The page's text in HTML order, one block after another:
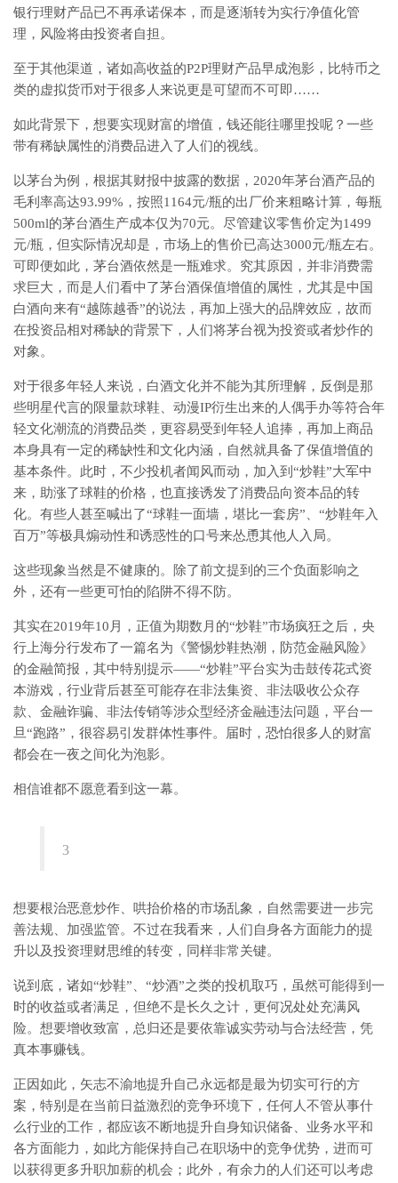
银行理财产品已不再承诺保本，而是逐渐转为实行净值化管
理，风险将由投资者自担。
至于其他渠道，诸如高收益的P2P理财产品早成泡影，比特币之
类的虚拟货币对于很多人来说更是可望而不可即……
如此背景下，想要实现财富的增值，钱还能往哪里投呢？一些
带有稀缺属性的消费品进入了人们的视线。
以茅台为例，根据其财报中披露的数据，2020年茅台酒产品的
毛利率高达93.99%，按照1164元/瓶的出厂价来粗略计算，每瓶
500ml的茅台酒生产成本仅为70元。尽管建议零售价定为1499
元/瓶，但实际情况却是，市场上的售价已高达3000元/瓶左右。
可即便如此，茅台酒依然是一瓶难求。究其原因，并非消费需
求巨大，而是人们看中了茅台酒保值增值的属性，尤其是中国
白酒向来有“越陈越香”的说法，再加上强大的品牌效应，故而
在投资品相对稀缺的背景下，人们将茅台视为投资或者炒作的
对象。
对于很多年轻人来说，白酒文化并不能为其所理解，反倒是那
些明星代言的限量款球鞋、动漫IP衍生出来的人偶手办等符合年
轻文化潮流的消费品类，更容易受到年轻人追捧，再加上商品
本身具有一定的稀缺性和文化内涵，自然就具备了保值增值的
基本条件。此时，不少投机者闻风而动，加入到“炒鞋”大军中
来，助涨了球鞋的价格，也直接诱发了消费品向资本品的转
化。有些人甚至喊出了“球鞋一面墙，堪比一套房”、“炒鞋年入
百万”等极具煽动性和诱惑性的口号来怂恿其他人入局。
这些现象当然是不健康的。除了前文提到的三个负面影响之
外，还有一些更可怕的陷阱不得不防。
其实在2019年10月，正值为期数月的“炒鞋”市场疯狂之后，央
行上海分行发布了一篇名为《警惕炒鞋热潮，防范金融风险》
的金融简报，其中特别提示——“炒鞋”平台实为击鼓传花式资
本游戏，行业背后甚至可能存在非法集资、非法吸收公众存
款、金融诈骗、非法传销等涉众型经济金融违法问题，平台一
旦“跑路”，很容易引发群体性事件。届时，恐怕很多人的财富
都会在一夜之间化为泡影。
相信谁都不愿意看到这一幕。
3
想要根治恶意炒作、哄抬价格的市场乱象，自然需要进一步完
善法规、加强监管。不过在我看来，人们自身各方面能力的提
升以及投资理财思维的转变，同样非常关键。
说到底，诸如“炒鞋”、“炒酒”之类的投机取巧，虽然可能得到一
时的收益或者满足，但绝不是长久之计，更何况处处充满风
险。想要增收致富，总归还是要依靠诚实劳动与合法经营，凭
真本事赚钱。
正因如此，矢志不渝地提升自己永远都是最为切实可行的方
案，特别是在当前日益激烈的竞争环境下，任何人不管从事什
么行业的工作，都应该不断地提升自身知识储备、业务水平和
各方面能力，如此方能保持自己在职场中的竞争优势，进而可
以获得更多升职加薪的机会；此外，有余力的人们还可以考虑